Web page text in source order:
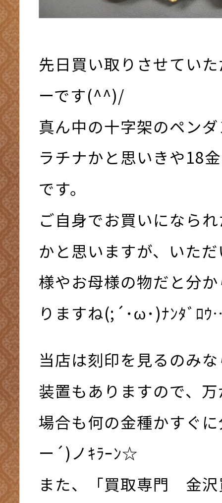
先日買い取りさせてい
ーです(^^)/
真ん中の十字架のペン
ラチナかと思いきや18
です。
ご自身でお買いになら
かと思いますが、いた
様やお母様の物だと分
りますね(;´･ω･)ﾅﾝﾀﾞﾛ
当店は刻印を見るのみ
装置もありますので、
場合も何の金種かすぐ
ー´)ノｷﾗｰﾝ☆
また、「買取専門 金沢